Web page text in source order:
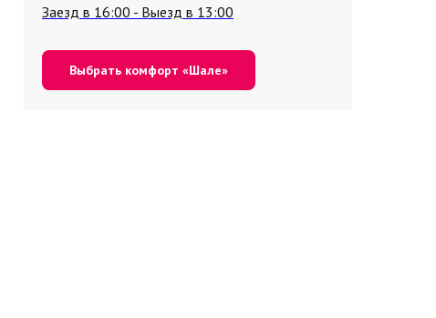
Заезд в 16:00 - Выезд в 13:00
Выбрать комфорт «Шале»